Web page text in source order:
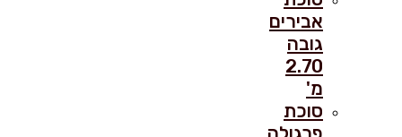
אבירים
גובה
2.70
מ'
סוכת